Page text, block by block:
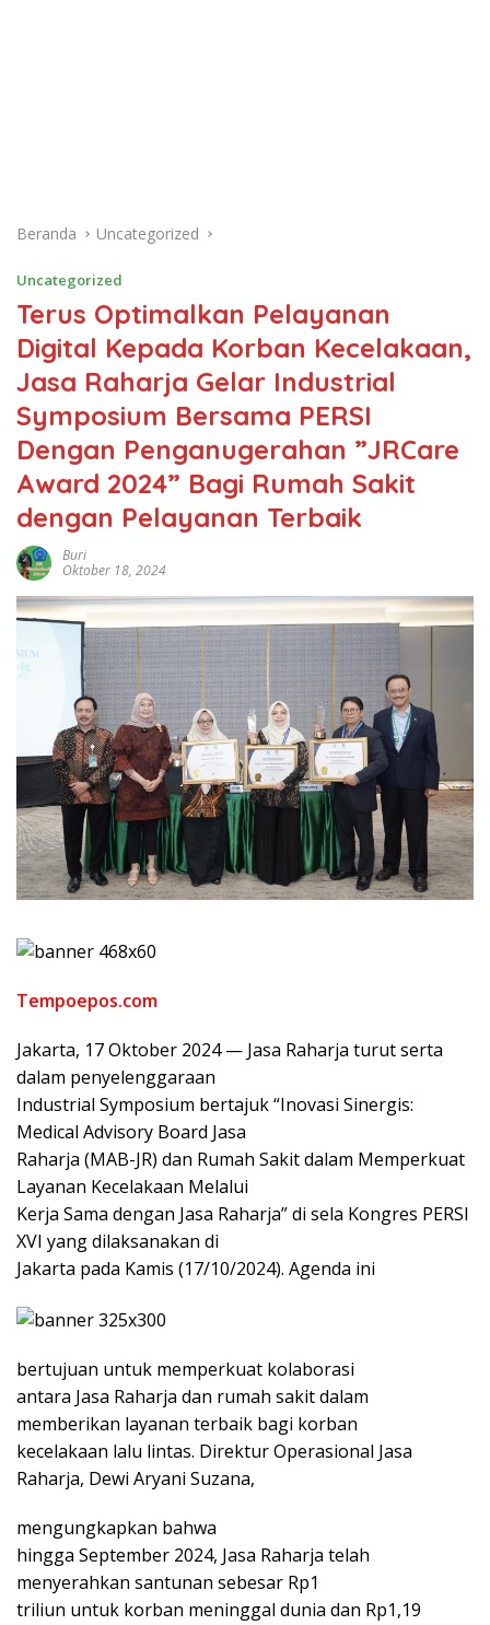
Beranda Uncategorized
Uncategorized
Terus Optimalkan Pelayanan
Digital Kepada Korban Kecelakaan,
Jasa Raharja Gelar Industrial
Symposium Bersama PERSI
Dengan Penganugerahan ”JRCare
Award 2024” Bagi Rumah Sakit
dengan Pelayanan Terbaik
Buri
Oktober 18, 2024
Tempoepos.com
Jakarta, 17 Oktober 2024 — Jasa Raharja turut serta
dalam penyelenggaraan
Industrial Symposium bertajuk “Inovasi Sinergis:
Medical Advisory Board Jasa
Raharja (MAB-JR) dan Rumah Sakit dalam Memperkuat
Layanan Kecelakaan Melalui
Kerja Sama dengan Jasa Raharja” di sela Kongres PERSI
XVI yang dilaksanakan di
Jakarta pada Kamis (17/10/2024). Agenda ini
bertujuan untuk memperkuat kolaborasi
antara Jasa Raharja dan rumah sakit dalam
memberikan layanan terbaik bagi korban
kecelakaan lalu lintas. Direktur Operasional Jasa
Raharja, Dewi Aryani Suzana,
mengungkapkan bahwa
hingga September 2024, Jasa Raharja telah
menyerahkan santunan sebesar Rp1
triliun untuk korban meninggal dunia dan Rp1,19